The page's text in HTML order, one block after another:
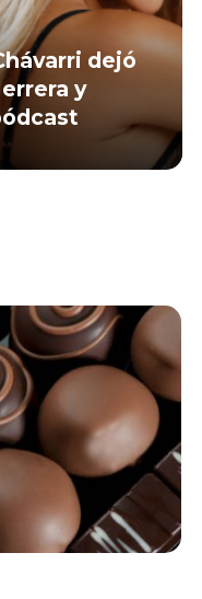
dejó
y